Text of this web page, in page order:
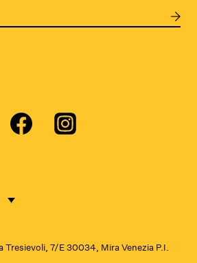
Tresievoli, 7/E 30034, Mira Venezia P.I.